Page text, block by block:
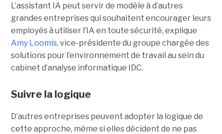
L’assistant IA peut servir de modèle à d’autres
grandes entreprises qui souhaitent encourager leurs
employés à utiliser l’IA en toute sécurité, explique
Amy Loomis, vice-présidente du groupe chargée des
solutions pour l’environnement de travail au sein du
cabinet d’analyse informatique IDC.
Suivre la logique
D’autres entreprises peuvent adopter la logique de
cette approche, même si elles décident de ne pas